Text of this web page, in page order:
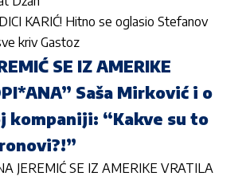
KARIĆ! Hitno se oglasio Stefanov
kriv Gastoz
SE IZ AMERIKE
Saša Mirković i o
kompaniji: “Kakve su to
JEREMIĆ SE IZ AMERIKE VRATILA